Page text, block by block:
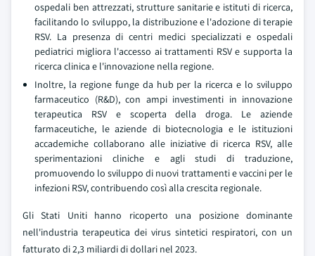
ospedali ben attrezzati, strutture sanitarie e istituti di ricerca,
facilitando lo sviluppo, la distribuzione e l'adozione di terapie
RSV. La presenza di centri medici specializzati e ospedali
pediatrici migliora l'accesso ai trattamenti RSV e supporta la
ricerca clinica e l'innovazione nella regione.
Inoltre, la regione funge da hub per la ricerca e lo sviluppo
farmaceutico (R&D), con ampi investimenti in innovazione
terapeutica RSV e scoperta della droga. Le aziende
farmaceutiche, le aziende di biotecnologia e le istituzioni
accademiche collaborano alle iniziative di ricerca RSV, alle
sperimentazioni cliniche e agli studi di traduzione,
promuovendo lo sviluppo di nuovi trattamenti e vaccini per le
infezioni RSV, contribuendo così alla crescita regionale.
Gli Stati Uniti hanno ricoperto una posizione dominante
nell'industria terapeutica dei virus sintetici respiratori, con un
fatturato di 2,3 miliardi di dollari nel 2023.